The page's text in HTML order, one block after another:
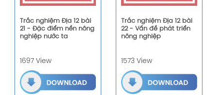
Trắc nghiệm Địa 12 bài
21 - Đặc điểm nền nông
nghiệp nước ta
1697 View
Trắc nghiệm Địa 12 bài
22 - Vấn đề phát triển
nông nghiệp
1573 View